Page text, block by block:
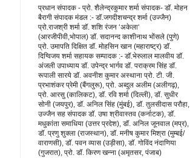
प्रधान संपादक - प्रो. शैलेन्द्रकुमार शर्मा संपादक- डॉ. मोहन
बैरागी संपादक मंडल :- डॉ.जगदीशचन्द्र शर्मा (उज्जैन)
प्रो.राजश्री शर्मा डॉ. शशि रंजन ‘अकेला‘
(आरजीपीवी,भोपाल) डॉ. सदानन्द काशीनाथ भोंसले (पुणे)
प्रो. उमापति दिक्षित डॉ. मोहसिन खान (महाराष्ट्र) डॉ.
दिग्विजय शर्मा सहायक सम्पादक :- डॉ.भेरुलाल मालवीय डॉ.
अंजली उपाध्याय डॉ. उपेन्द्र भार्गव डॉ. पराक्रम सिंह डॉ.
रूपाली सारये डॉ. अवनीश कुमार अस्थाना प्रो. टी. जी.
प्रभाशंकर प्रेमी (बैंगलुरू), प्रो. अब्दुल अलीम (अलीगढ़),
प्रो. आरसु (कालिकट), डॉ. रवि शर्मा (दिल्ली), डॉ. सुधीर
सोनी (जयपुर), डॉ. अनिल सिंह (मुंबई), डॉ. तुलसीदास परौहा,
उज्जैन सह संपादक डॉ. उषा श्रीवास्तव (कर्नाटक), डॉ.
मधुकांता समाधिया (उत्तर प्रदेश), डॉ. अनिल जूनवाल (मप्र),
डॉ. प्रणु शुक्ला (राजस्थान), डॉ. मनीष कुमार मिश्रा (मुम्बई/
वाराणसी), डॉ. पवन व्यास (उड़ीसा), डॉ. गोविंद नंदाणिया
(गुजरात), प्रो. डॉ. किरण खन्ना (अमृतसर, पंजाब)